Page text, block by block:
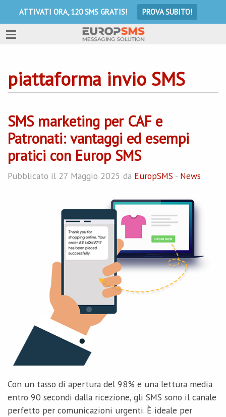
ATTIVATI ORA, 120 SMS GRATIS! PROVA SUBITO!
piattaforma invio SMS
SMS marketing per CAF e
Patronati: vantaggi ed esempi
pratici con Europ SMS
Pubblicato il 27 Maggio 2025 da EuropSMS - News
Con un tasso di apertura del 98% e una lettura media
entro 90 secondi dalla ricezione, gli SMS sono il canale
perfetto per comunicazioni urgenti. È ideale per